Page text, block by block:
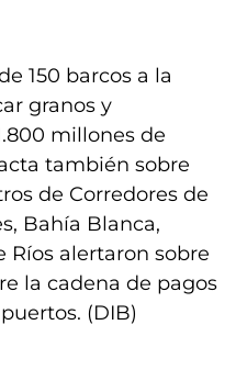
150 barcos a la
granos y
millones de
también sobre
de Corredores de
Bahía Blanca,
Ríos alertaron sobre
la cadena de pagos
(DIB)